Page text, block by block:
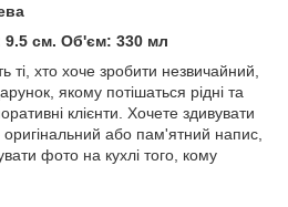
9.5 см. Об'єм: 330 мл
ті, хто хоче зробити незвичайний,
якому потішаться рідні та
клієнти. Хочете здивувати
або пам'ятний напис,
фото на кухлі того, кому